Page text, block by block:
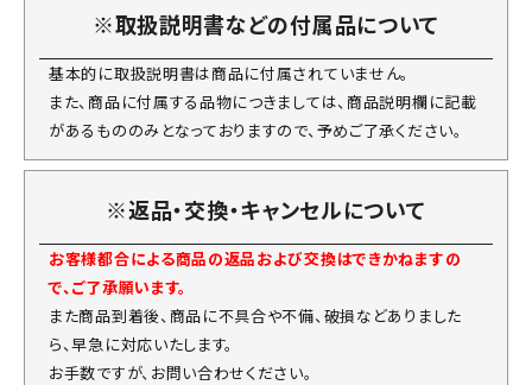
※取扱説明書などの付属品について
基本的に取扱説明書は商品に付属されていません。
また、商品に付属する品物につきましては、商品説明欄に記載
があるもののみとなっておりますので、予めご了承ください。
※返品・交換・キャンセルについて
お客様都合による商品の返品および交換はできかねますの
で、ご了承願います。
また商品到着後、商品に不具合や不備、破損などありました
ら、早急に対応いたします。
お手数ですが、お問い合わせください。